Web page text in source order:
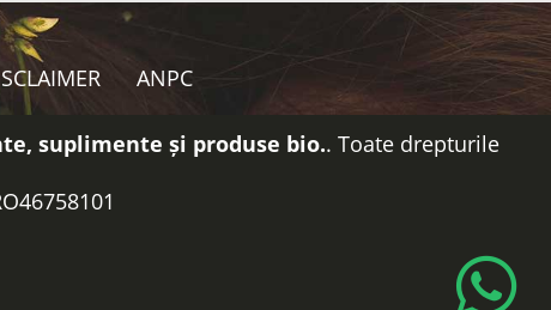
ANPC
suplimente și produse bio.. Toate drepturile